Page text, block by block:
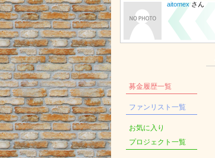
aitomexさん
募金履歴一覧
ファンリスト一覧
お気に入り
プロジェクト一覧